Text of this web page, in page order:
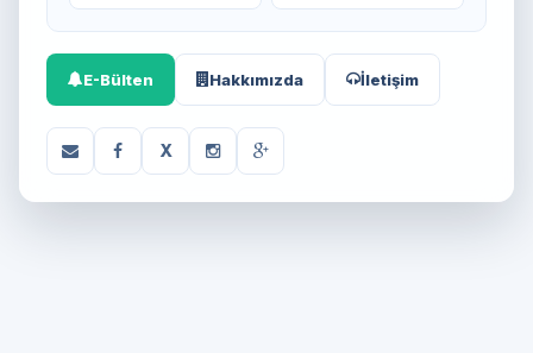
E-Bülten Hakkımızda İletişim
X